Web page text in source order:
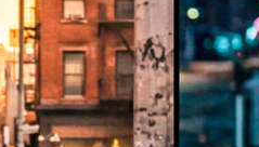
Actuel
Magazine